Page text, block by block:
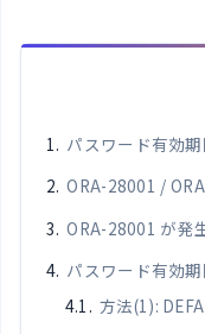
パスワード有効
ORA-28001 /
ORA-28001 が発
パスワード有効
方法(1):